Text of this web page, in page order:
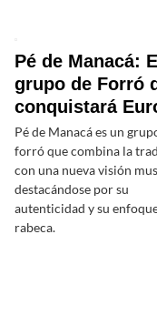
Pé de Manacá: El
grupo de Forró
conquistará
Pé de Manacá es un
forró que combina la
con una nueva visión
destacándose por su
autenticidad y su
rabeca.